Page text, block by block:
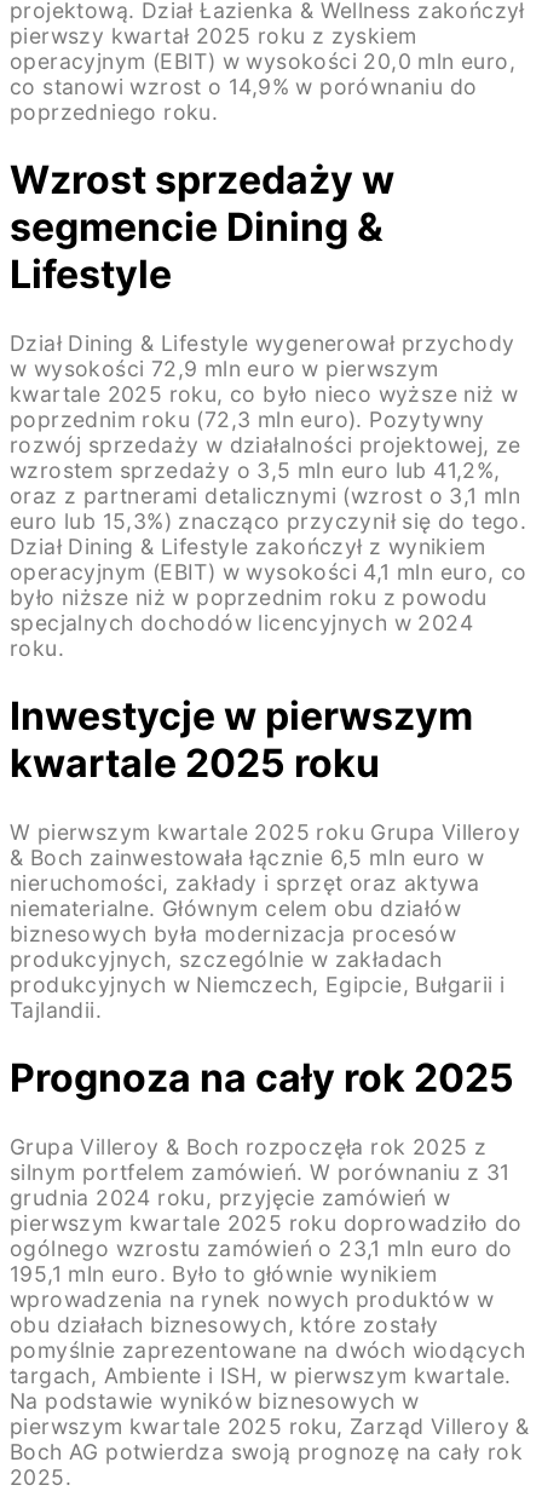
projektową. Dział Łazienka & Wellness zakończył
pierwszy kwartał 2025 roku z zyskiem
operacyjnym (EBIT) w wysokości 20,0 mln euro,
co stanowi wzrost o 14,9% w porównaniu do
poprzedniego roku.
Wzrost sprzedaży w
segmencie Dining &
Lifestyle
Dział Dining & Lifestyle wygenerował przychody
w wysokości 72,9 mln euro w pierwszym
kwartale 2025 roku, co było nieco wyższe niż w
poprzednim roku (72,3 mln euro). Pozytywny
rozwój sprzedaży w działalności projektowej, ze
wzrostem sprzedaży o 3,5 mln euro lub 41,2%,
oraz z partnerami detalicznymi (wzrost o 3,1 mln
euro lub 15,3%) znacząco przyczynił się do tego.
Dział Dining & Lifestyle zakończył z wynikiem
operacyjnym (EBIT) w wysokości 4,1 mln euro, co
było niższe niż w poprzednim roku z powodu
specjalnych dochodów licencyjnych w 2024
roku.
Inwestycje w pierwszym
kwartale 2025 roku
W pierwszym kwartale 2025 roku Grupa Villeroy
& Boch zainwestowała łącznie 6,5 mln euro w
nieruchomości, zakłady i sprzęt oraz aktywa
niematerialne. Głównym celem obu działów
biznesowych była modernizacja procesów
produkcyjnych, szczególnie w zakładach
produkcyjnych w Niemczech, Egipcie, Bułgarii i
Tajlandii.
Prognoza na cały rok 2025
Grupa Villeroy & Boch rozpoczęła rok 2025 z
silnym portfelem zamówień. W porównaniu z 31
grudnia 2024 roku, przyjęcie zamówień w
pierwszym kwartale 2025 roku doprowadziło do
ogólnego wzrostu zamówień o 23,1 mln euro do
195,1 mln euro. Było to głównie wynikiem
wprowadzenia na rynek nowych produktów w
obu działach biznesowych, które zostały
pomyślnie zaprezentowane na dwóch wiodących
targach, Ambiente i ISH, w pierwszym kwartale.
Na podstawie wyników biznesowych w
pierwszym kwartale 2025 roku, Zarząd Villeroy &
Boch AG potwierdza swoją prognozę na cały rok
2025.